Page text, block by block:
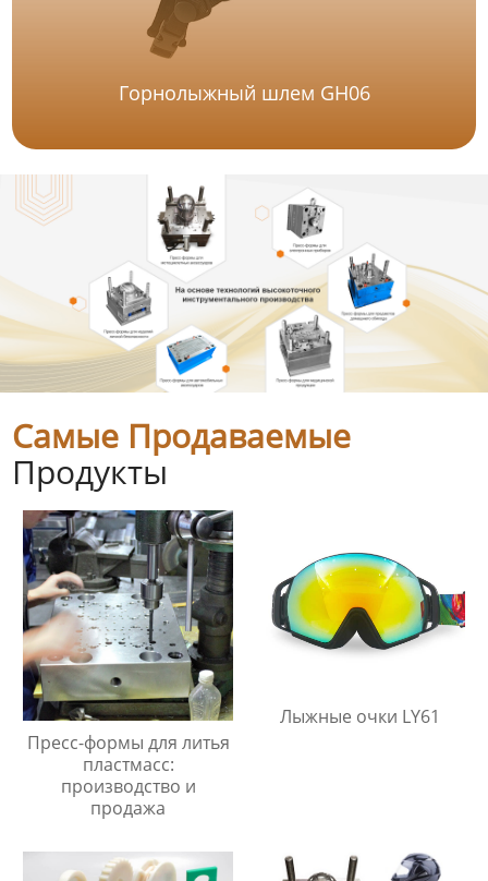
Горнолыжный шлем GH06
Самые Продаваемые
Продукты
Пресс-формы для литья
пластмасс:
производство и
продажа
Лыжные очки LY61